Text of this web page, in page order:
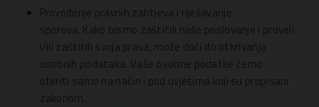
Provođenje pravnih zahtjeva i riješavanje
sporova. Kako bismo zaštitili naše poslovanje i proveli
i/ili zaštitili svoja prava, može doći do otkrivanja
osobnih podataka. Vaše osobne podatke ćemo
otkriti samo na način i pod uvjetima koji su propisani
zakonom.